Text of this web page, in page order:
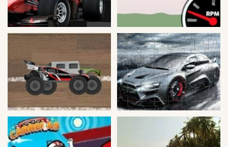
Peleas
Deportes
Puntería
Puzzles
Logica